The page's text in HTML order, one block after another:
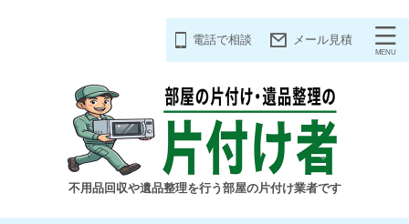
電話で相談 メール見積
不用品回収や遺品整理を行う部屋の片付け業者です